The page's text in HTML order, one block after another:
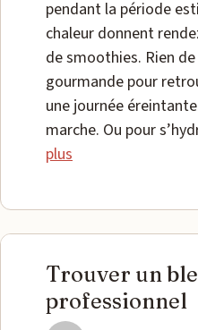
pendant la période
chaleur donnent
de smoothies. Rien
gourmande pour
une journée
marche. Ou pour
plus
Trouver un
professionnel